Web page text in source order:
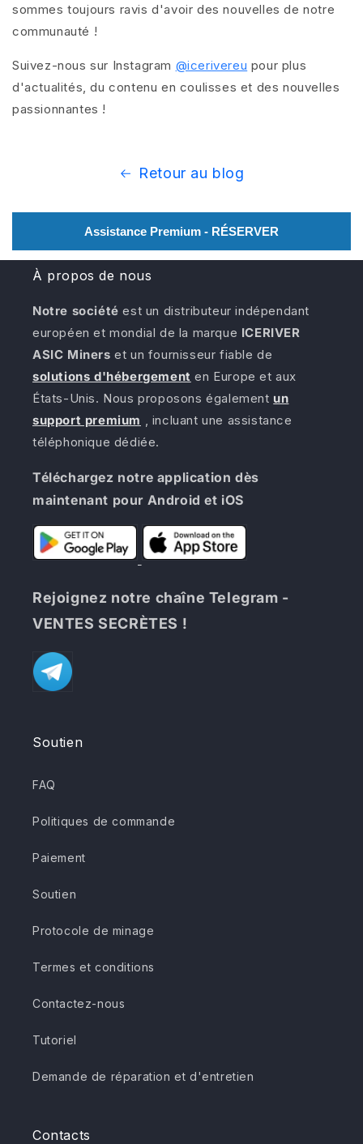
sommes toujours ravis d'avoir des nouvelles de notre
communauté !
Suivez-nous sur Instagram @icerivereu pour plus
d'actualités, du contenu en coulisses et des nouvelles
passionnantes !
Retour au blog
Assistance Premium - RÉSERVER
À propos de nous
Notre société est un distributeur indépendant
européen et mondial de la marque ICERIVER
ASIC Miners et un fournisseur fiable de
solutions d'hébergement en Europe et aux
États-Unis. Nous proposons également un
support premium , incluant une assistance
téléphonique dédiée.
Téléchargez notre application dès
maintenant pour Android et iOS
Rejoignez notre chaîne Telegram -
VENTES SECRÈTES !
Soutien
FAQ
Politiques de commande
Paiement
Soutien
Protocole de minage
Termes et conditions
Contactez-nous
Tutoriel
Demande de réparation et d'entretien
Contacts